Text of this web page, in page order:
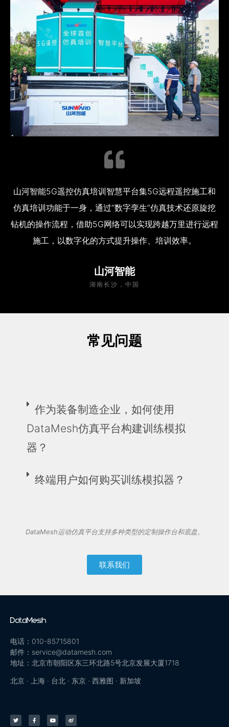
山河智能5G遥控仿真培训智慧平台集5G远程遥控施工和
仿真培训功能于一身，通过“数字孪生”仿真技术还原旋挖
钻机的操作流程，借助5G网络可以实现跨越万里进行远程
施工，以数字化的方式提升操作、培训效率。
山河智能
湖南长沙，中国
常见问题
作为装备制造企业，如何使用
DataMesh仿真平台构建训练模拟
器？
终端用户如何购买训练模拟器？
DataMesh运动仿真平台支持多种类型的定制操作台和底盘。
联系我们
电话：010-85715801
邮件：service@datamesh.com
地址：北京市朝阳区东三环北路5号北京发展大厦1718
北京 · 上海 · 台北 · 东京 · 西雅图 · 新加坡